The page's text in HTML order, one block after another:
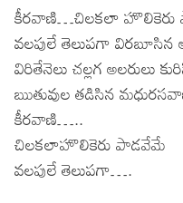
Lyrics in Hindi –
Lyrics in Tamil –
Lyrics in Tamil –
Kannada
Lyrics in Kannada
కీరవాణి…చిలకలా
వలపులే తెలుపగా విరబూసిన
విరితేనెలు చల్లగ అలరులు
ఋతువుల తడిసిన
కీరవాణి…..
చిలకలాహొలికెరు పాడవేమే
వలపులే తెలుపగా….